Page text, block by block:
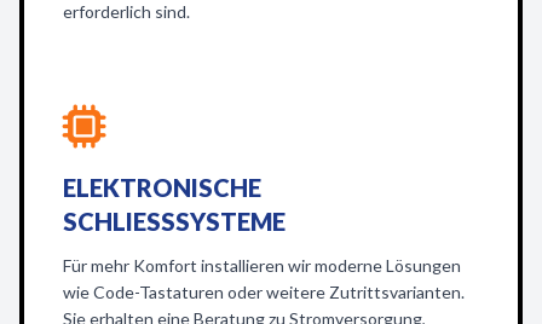
erforderlich sind.
ELEKTRONISCHE
SCHLIESSSYSTEME
Für mehr Komfort installieren wir moderne Lösungen
wie Code-Tastaturen oder weitere Zutrittsvarianten.
Sie erhalten eine Beratung zu Stromversorgung,